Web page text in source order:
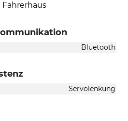
Bluetooth
Servolenkung